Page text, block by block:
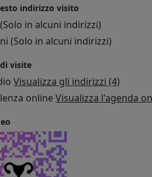
indirizzo visito
in alcuni indirizzi)
(Solo in alcuni indirizzi)
visite
Visualizza gli indirizzi (4)
online Visualizza l'agenda